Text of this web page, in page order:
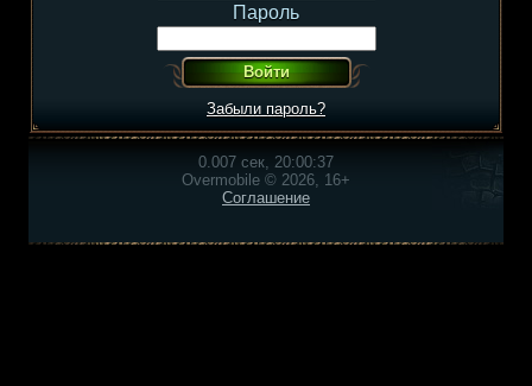
Пароль
Забыли пароль?
0.007 сек, 20:00:37
Overmobile © 2026, 16+
Соглашение